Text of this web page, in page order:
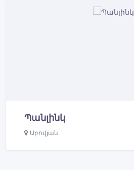
Պանլինկ
Աբովյան